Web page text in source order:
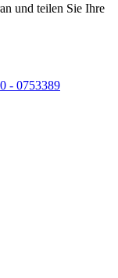
und teilen Sie Ihre
- 0753389